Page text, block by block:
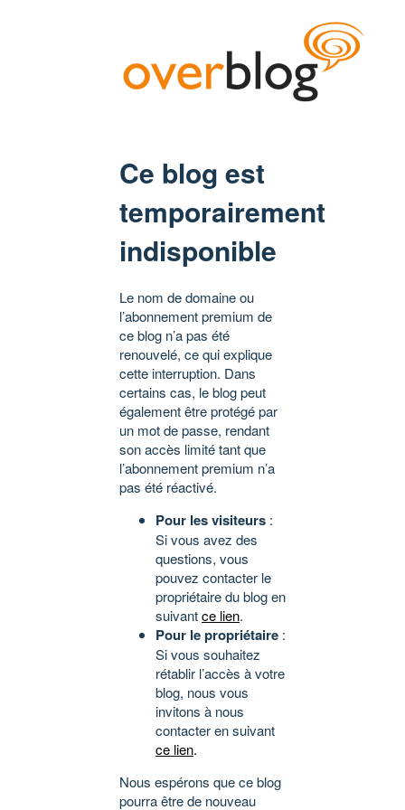
Ce blog est
temporairement
indisponible
Le nom de domaine ou
l’abonnement premium de
ce blog n’a pas été
renouvelé, ce qui explique
cette interruption. Dans
certains cas, le blog peut
également être protégé par
un mot de passe, rendant
son accès limité tant que
l’abonnement premium n’a
pas été réactivé.
Pour les visiteurs :
Si vous avez des
questions, vous
pouvez contacter le
propriétaire du blog en
suivantce lien.
Pour le propriétaire :
Si vous souhaitez
rétablir l’accès à votre
blog, nous vous
invitons à nous
contacter en suivant
ce lien.
Nous espérons que ce blog
pourra être de nouveau